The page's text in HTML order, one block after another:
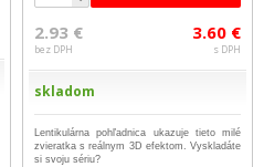
2.93 €
bez DPH
3.60 €
s DPH
skladom
Lentikulárna pohľadnica ukazuje tieto milé
zvieratka s reálnym 3D efektom. Vyskladáte
si svoju sériu?